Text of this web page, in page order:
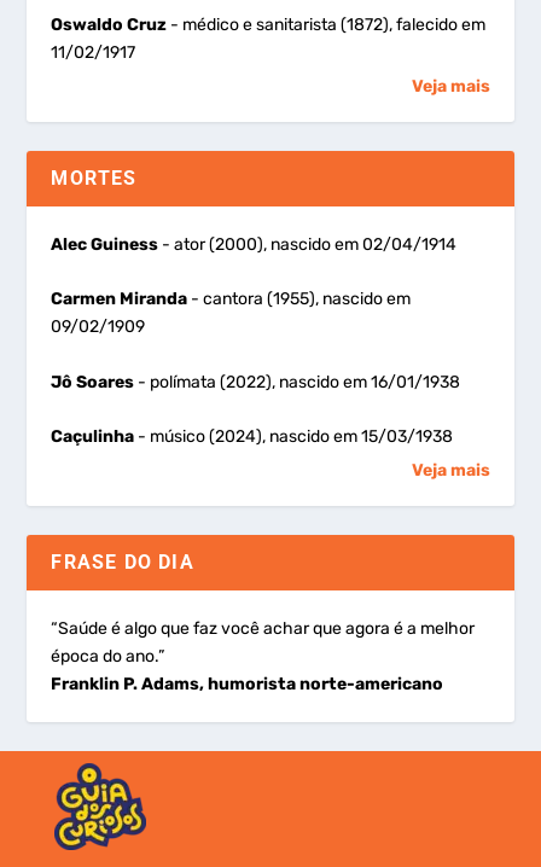
Oswaldo Cruz - médico e sanitarista (1872), falecido em
11/02/1917
Veja mais
MORTES
Alec Guiness - ator (2000), nascido em 02/04/1914
Carmen Miranda - cantora (1955), nascido em
09/02/1909
Jô Soares - polímata (2022), nascido em 16/01/1938
Caçulinha - músico (2024), nascido em 15/03/1938
Veja mais
FRASE DO DIA
“Saúde é algo que faz você achar que agora é a melhor
época do ano.”
Franklin P. Adams, humorista norte-americano